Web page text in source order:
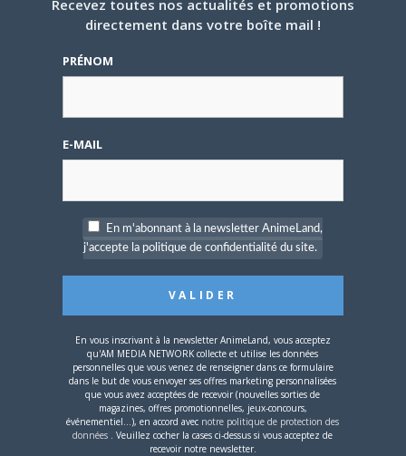
Se souvenir de moi
OÙ TROUVER NOS MAGAZINES
Si votre ville n'est pas dans la liste,contactez-nous
Recevez toutes nos actualités et promotions
directement dans votre boîte mail !
PRÉNOM
E-MAIL
En m'abonnant à la newsletter AnimeLand,
j'accepte la politique de confidentialité du site.
En vous inscrivant à la newsletter AnimeLand, vous acceptez
qu'AM MEDIA NETWORK collecte et utilise les données
personnelles que vous venez de renseigner dans ce formulaire
dans le but de vous envoyer ses offres marketing personnalisées
que vous avez acceptées de recevoir (nouvelles sorties de
magazines, offres promotionnelles, jeux-concours,
événementiel...), en accord avec notre politique de protection des
données . Veuillez cocher la cases ci-dessus si vous acceptez de
recevoir notre newsletter.